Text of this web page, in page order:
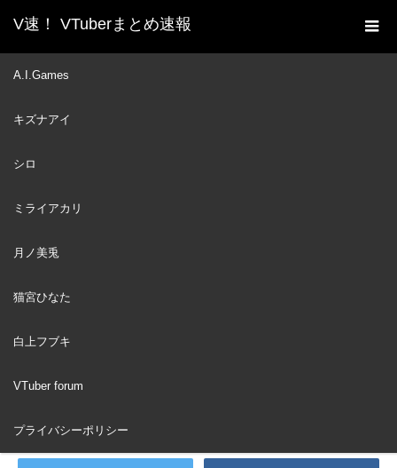
V速！ VTuberまとめ速報
A.I.Games
キズナアイ
シロ
ミライアカリ
月ノ美兎
猫宮ひなた
白上フブキ
VTuber forum
プライバシーポリシー
ホーム
新着動画一覧
NOV
God I love ID Reine